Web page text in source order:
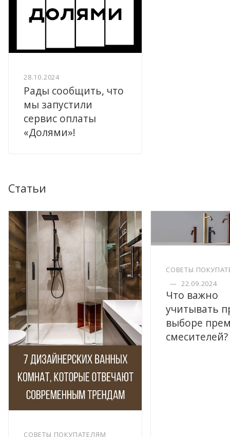
28.10.2024
Рады сообщить, что
мы запустили
сервис оплаты
«Долями»!
Статьи
СОВЕТЫ ПОКУПАТЕЛЯМ
СОВЕТЫ
— 22.09.2024
Что важно
учитывать
выборе
смесителей?